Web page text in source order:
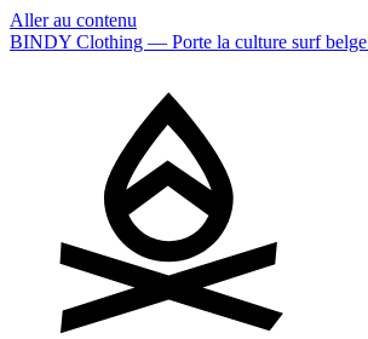
Aller au contenu
BINDY Clothing — Porte la culture surf belge